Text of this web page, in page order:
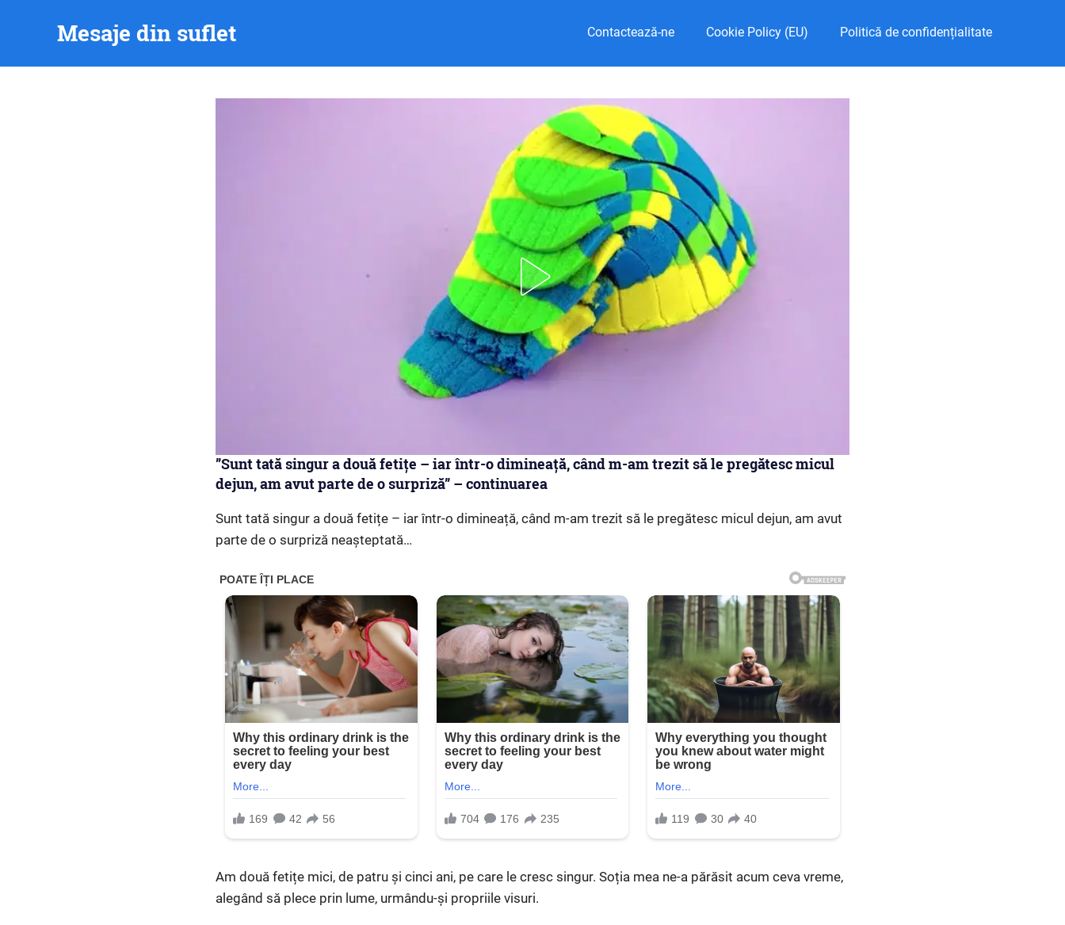
Mesaje din suflet Contactează-ne Cookie Policy (EU) Politică de confidențialitate
”Sunt tată singur a două fetițe – iar într-o dimineață, când m-am trezit să le pregătesc micul
dejun, am avut parte de o surpriză” – continuarea
Sunt tată singur a două fetițe – iar într-o dimineață, când m-am trezit să le pregătesc micul dejun, am avut
parte de o surpriză neașteptată…
Am două fetițe mici, de patru și cinci ani, pe care le cresc singur. Soția mea ne-a părăsit acum ceva vreme,
alegând să plece prin lume, urmându-și propriile visuri.